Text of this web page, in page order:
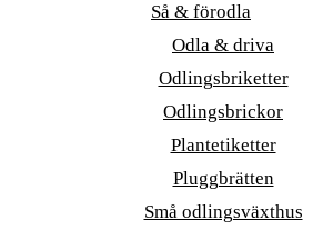
Så & förodla
Odla & driva
Odlingsbriketter
Odlingsbrickor
Plantetiketter
Pluggbrätten
Små odlingsväxthus